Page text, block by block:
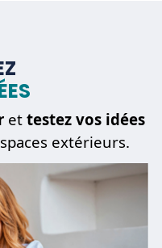
et testez vos idées
extérieurs.